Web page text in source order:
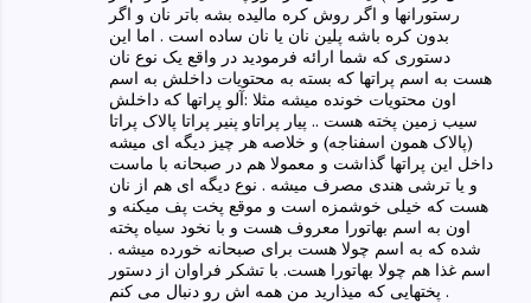
رستورانها و اگر روش کره مالیده بشه باتر نان و اگر
بدون کره باشه پلین نان یا نان ساده است . اما این
دستوری که شما ارائه فرمودید در واقع یک نوع نان
هست به اسم پراتها که بسته به محتویات داخلش به اسم
اون محتویات خونده میشه مثلا :آلو پراتها که داخلش
سیب زمین پخته هست .. پیار پراتاو پنیر پراتا پالاک پراتا
(پالاک همون اسفناجه) و خلاصه هر چیز دیگه ای میشه
داخل این پراتها گذاشت و معمولا هم در صبحانه با ماست
و یا ترشی هندی مصرف میشه . نوع دیگه ای هم از نان
هست که خیلی خوشمزه است و موقع پخت پف میکنه و
اون به اسم بهاتورا معروف هست و با نخود سیاه پخته
شده که به اسم چولا هست برای صبحانه خورده میشه .
اسم غذا هم چولا بهاتورا هست. با تشکر فراوان از دستور
پختهایی که میذارید من همه اش رو دنبال می کنم .